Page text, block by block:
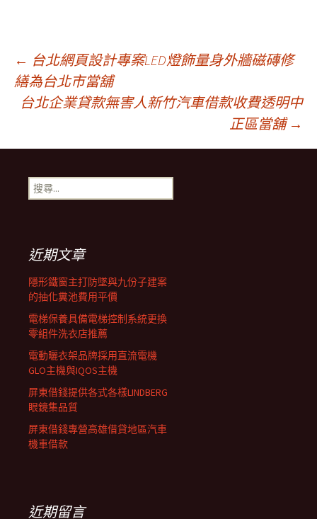
文
章
導
覽
列
← 台北網頁設計專案LED燈飾量身外牆磁磚修
繕為台北市當舖
台北企業貸款無害人新竹汽車借款收費透明中
正區當舖 →
搜
尋
近期文章
隱形鐵窗主打防墜與九份子建案
的抽化糞池費用平價
電梯保養具備電梯控制系統更換
零組件洗衣店推薦
電動曬衣架品牌採用直流電機
GLO主機與IQOS主機
屏東借錢提供各式各樣LINDBERG
眼鏡集品質
屏東借錢專營高雄借貸地區汽車
機車借款
近期留言